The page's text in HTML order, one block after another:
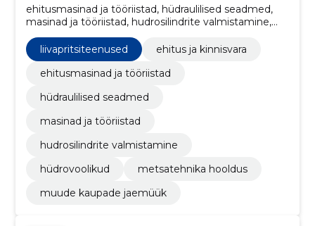
ehitusmasinad ja tööriistad, hüdraulilised seadmed,
masinad ja tööriistad, hudrosilindrite valmistamine,
Hüdrovoolikud, liivapritsiteenused, Metsatehnika
hooldus, ehitus ja kinnisvara
liivapritsiteenused
ehitus ja kinnisvara
ehitusmasinad ja tööriistad
hüdraulilised seadmed
masinad ja tööriistad
hudrosilindrite valmistamine
hüdrovoolikud
metsatehnika hooldus
muude kaupade jaemüük